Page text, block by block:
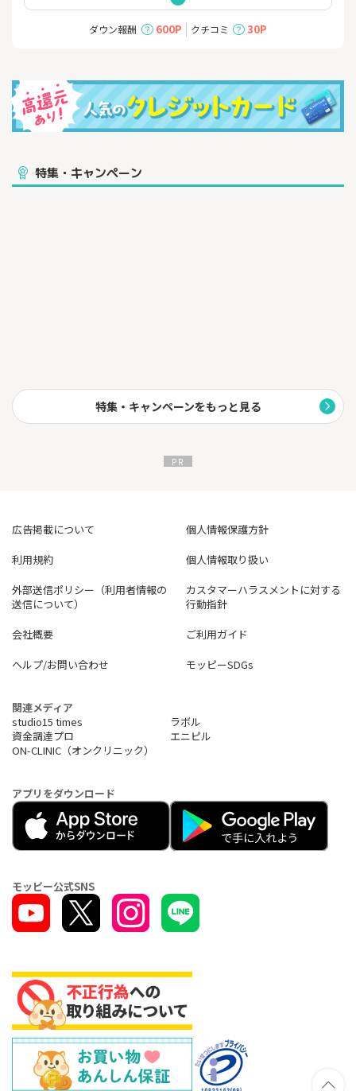
■対象のコンビニ・スーパー・飲食店のご利用分が最大20％ポイ
■年会費永年無料
対象のコンビニ・スーパーなどのご利用分が最大20％ポイント還
元。
新規入会特典で最大10,000円相当のグローバルポイントプレゼン
ト！
■対象店舗（*1）のご利用分がだれでも7%グローバルポイント還
元。さらに、条件達成で最大20%グローバルポイント還元！（*
司、スシロー、ゼッテリアなど
※ポイントの還元率および相当額表記は、1ポイント=5円相当と
（*1）対象店舗によってはアメリカン・エキスプレス®のカードは
い。
（*3）特典には条件がございます。
ダウン報酬 600P クチコミ 30P
特集・キャンペーン
特集・キャンペーンをもっと見る
広告掲載について
個人情報保護方針
利用規約
個人情報取り扱い
外部送信ポリシー（利用者情報の
送信について）
カスタマーハラスメントに対する
行動指針
会社概要
ご利用ガイド
ヘルプ/お問い合わせ
モッピーSDGs
関連メディア
studio15 times
ラボル
資金調達プロ
エニピル
ON-CLINIC（オンクリニック）
アプリをダウンロード
モッピー公式SNS